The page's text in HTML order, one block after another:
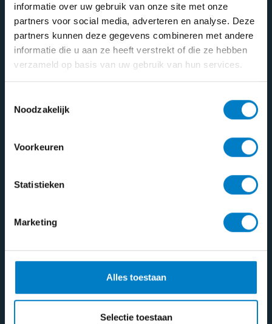
informatie over uw gebruik van onze site met onze
partners voor social media, adverteren en analyse. Deze
partners kunnen deze gegevens combineren met andere
informatie die u aan ze heeft verstrekt of die ze hebben
verzameld op basis van uw gebruik van hun services.
Noodzakelijk
Voorkeuren
Statistieken
Marketing
Alles toestaan
Selectie toestaan
Echte ervaringen
Wat klanten over ons zeggen
WP Werkpsycholoog
boeken en een betrokken adviseur die
dat nodig is, werkt voor ons bedrijf
perfect.- Wouter Vrooland
Physiq
van
is dat ik
uit dat ik
Leroy